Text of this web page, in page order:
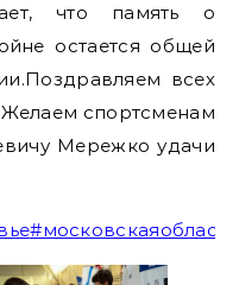
что память о
остается общей
всех
спортсменам
Мережко удачи
#московскаяобласть